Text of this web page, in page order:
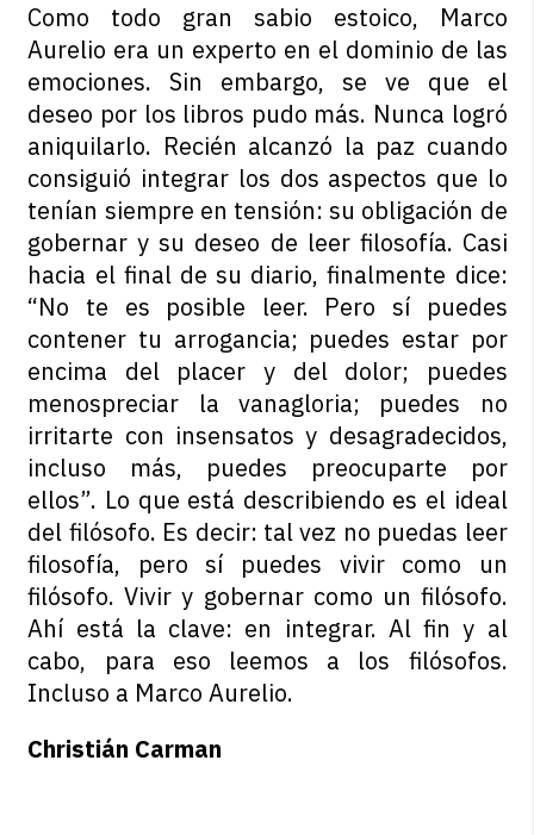
Como todo gran sabio estoico, Marco
Aurelio era un experto en el dominio de las
emociones. Sin embargo, se ve que el
deseo por los libros pudo más. Nunca logró
aniquilarlo. Recién alcanzó la paz cuando
consiguió integrar los dos aspectos que lo
tenían siempre en tensión: su obligación de
gobernar y su deseo de leer filosofía. Casi
hacia el final de su diario, finalmente dice:
“No te es posible leer. Pero sí puedes
contener tu arrogancia; puedes estar por
encima del placer y del dolor; puedes
menospreciar la vanagloria; puedes no
irritarte con insensatos y desagradecidos,
incluso más, puedes preocuparte por
ellos”. Lo que está describiendo es el ideal
del filósofo. Es decir: tal vez no puedas leer
filosofía, pero sí puedes vivir como un
filósofo. Vivir y gobernar como un filósofo.
Ahí está la clave: en integrar. Al fin y al
cabo, para eso leemos a los filósofos.
Incluso a Marco Aurelio.
Christián Carman